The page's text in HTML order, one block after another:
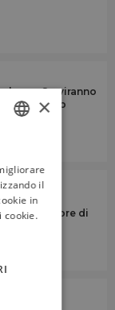
Serviranno
citando
le
minore di
ENGLISH
×
il
in
cookie.